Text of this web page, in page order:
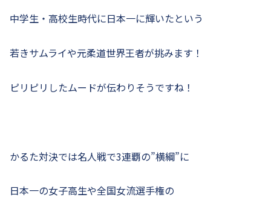
中学生・高校生時代に日本一に輝いたという
若きサムライや元柔道世界王者が挑みます！
ピリピリしたムードが伝わりそうですね！
かるた対決では名人戦で3連覇の”横綱”に
日本一の女子高生や全国女流選手権の